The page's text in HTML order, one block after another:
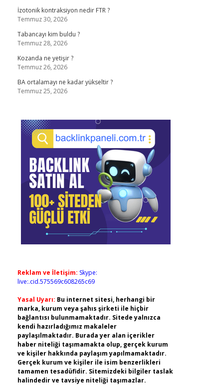
İzotonik kontraksiyon nedir FTR ?
Temmuz 30, 2026
Tabancayı kim buldu ?
Temmuz 28, 2026
Kozanda ne yetişir ?
Temmuz 26, 2026
BA ortalamayı ne kadar yükseltir ?
Temmuz 25, 2026
Reklam ve İletişim: Skype:
live:.cid.575569c608265c69
Yasal Uyarı: Bu internet sitesi, herhangi bir
marka, kurum veya şahıs şirketi ile hiçbir
bağlantısı bulunmamaktadır. Sitede yalnızca
kendi hazırladığımız makaleler
paylaşılmaktadır. Burada yer alan içerikler
haber niteliği taşımamakta olup, gerçek kurum
ve kişiler hakkında paylaşım yapılmamaktadır.
Gerçek kurum ve kişiler ile isim benzerlikleri
tamamen tesadüfidir. Sitemizdeki bilgiler taslak
halindedir ve tavsiye niteliği taşımazlar.